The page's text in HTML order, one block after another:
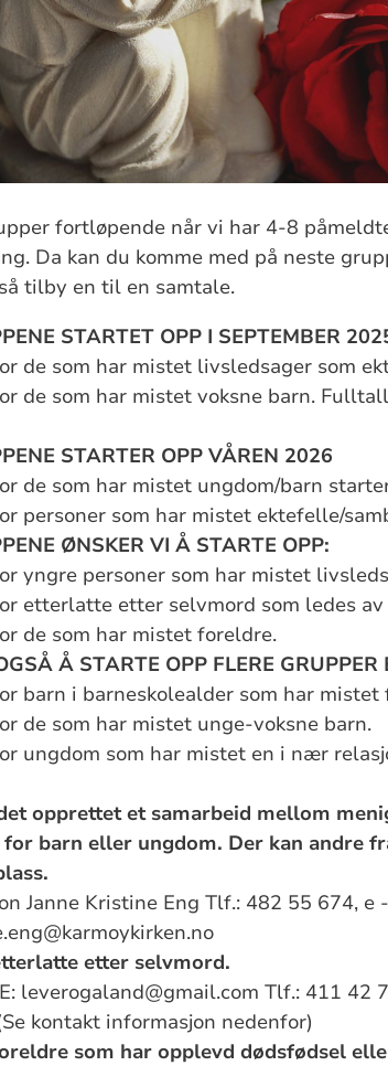
fortløpende når vi har 4-8
Da kan du komme med på neste
tilby en til en samtale.
STARTET OPP I SEPTEMBER
de som har mistet livsledsager som
de som har mistet voksne barn.
STARTER OPP VÅREN 2026
de som har mistet ungdom/barn
personer som har mistet ektefelle/
ØNSKER VI Å STARTE OPP:
yngre personer som har mistet
etterlatte etter selvmord som ledes av
de som har mistet foreldre.
Å STARTE OPP FLERE GRUPPER
barn i barneskolealder som har
de som har mistet unge-voksne barn.
ungdom som har mistet en i nær
opprettet et samarbeid mellom
barn eller ungdom. Der kan andre
Janne Kristine Eng Tlf.: 482 55 674, e
etter selvmord.
leverogaland@gmail.com Tlf.: 411 42
kontakt informasjon nedenfor)
som har opplevd dødsfødsel